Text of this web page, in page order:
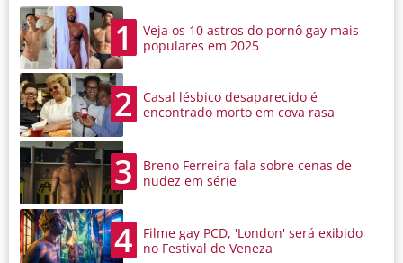
1
Veja os 10 astros do pornô gay mais
populares em 2025
2
Casal lésbico desaparecido é
encontrado morto em cova rasa
3
Breno Ferreira fala sobre cenas de
nudez em série
4
Filme gay PCD, 'London' será exibido
no Festival de Veneza